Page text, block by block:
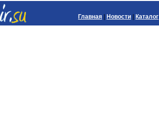
Главная Новости Каталог